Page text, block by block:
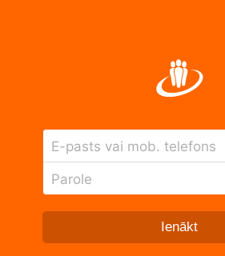
E-pasts vai mob. telefons
Parole
Ienākt